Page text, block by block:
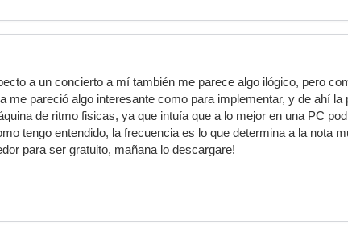
a un concierto a mí también me parece algo ilógico, pero
pareció algo interesante como para implementar, y de ahí la
de ritmo fisicas, ya que intuía que a lo mejor en una PC
tengo entendido, la frecuencia es lo que determina a la nota
para ser gratuito, mañana lo descargare!